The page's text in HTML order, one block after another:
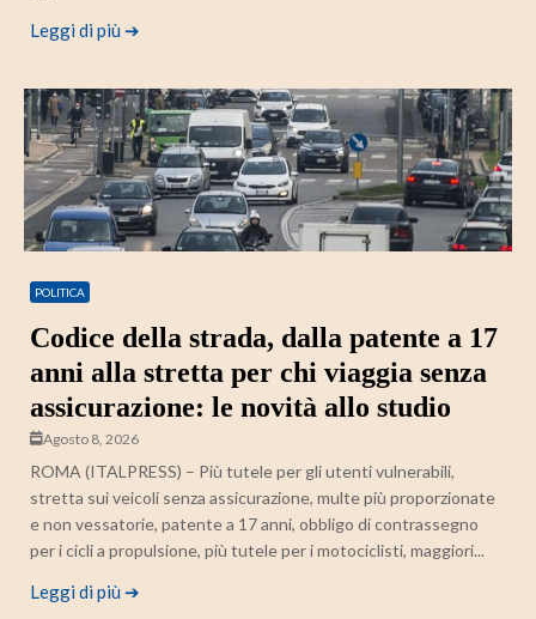
Leggi di più ➔
POLITICA
Codice della strada, dalla patente a 17
anni alla stretta per chi viaggia senza
assicurazione: le novità allo studio
Agosto 8, 2026
ROMA (ITALPRESS) – Più tutele per gli utenti vulnerabili,
stretta sui veicoli senza assicurazione, multe più proporzionate
e non vessatorie, patente a 17 anni, obbligo di contrassegno
per i cicli a propulsione, più tutele per i motociclisti, maggiori...
Leggi di più ➔